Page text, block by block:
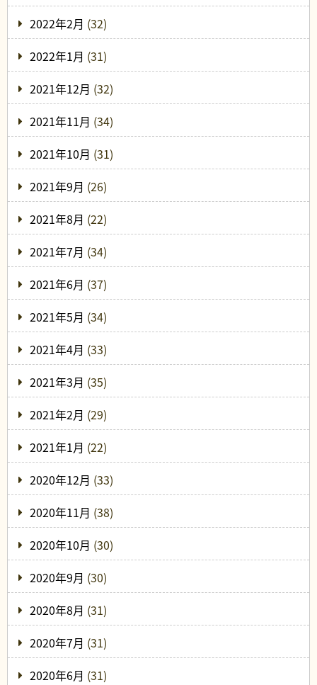
2022年2月 (32)
2022年1月 (31)
2021年12月 (32)
2021年11月 (34)
2021年10月 (31)
2021年9月 (26)
2021年8月 (22)
2021年7月 (34)
2021年6月 (37)
2021年5月 (34)
2021年4月 (33)
2021年3月 (35)
2021年2月 (29)
2021年1月 (22)
2020年12月 (33)
2020年11月 (38)
2020年10月 (30)
2020年9月 (30)
2020年8月 (31)
2020年7月 (31)
2020年6月 (31)